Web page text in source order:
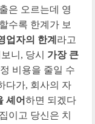
은 오르는데 영
수록 한계가 보
업자의 한계 라고
니, 당시 가장 큰
비용을 줄일 수
다가, 회사의 자
셰어하면 되겠다
이고 당신은 치